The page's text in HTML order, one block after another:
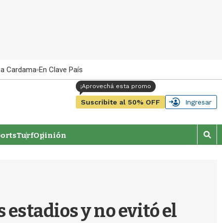
Cardama En Clave País
Suscribite al 50% OFF Ingresar
TurfOpinión
M
o
estadios y no evitó el